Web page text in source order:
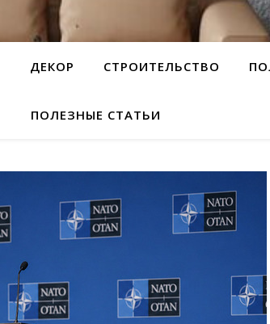
ДЕКОР СТРОИТЕЛЬСТВО
ПОЛЕЗНЫЕ СТАТЬИ